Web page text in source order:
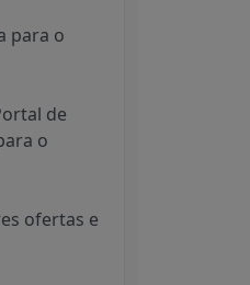
para o
de
o
ofertas e